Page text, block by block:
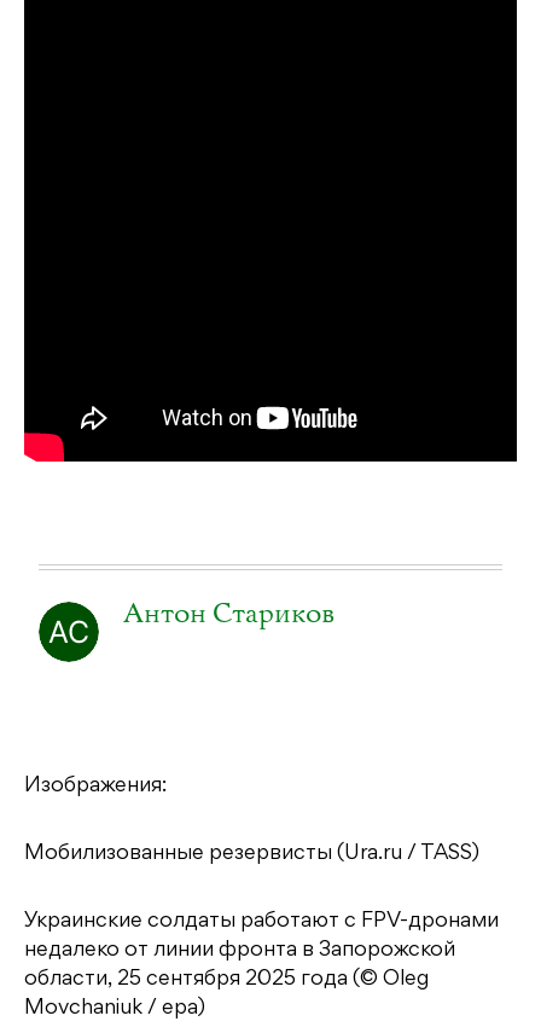
Антон Стариков
Изображения:
Мобилизованные резервисты (Ura.ru / TASS)
Украинские солдаты работают с FPV-дронами
недалеко от линии фронта в Запорожской
области, 25 сентября 2025 года (© Oleg
Movchaniuk / epa)